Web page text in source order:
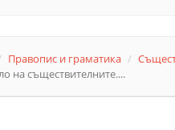
Правопис и граматика
на съществителните....